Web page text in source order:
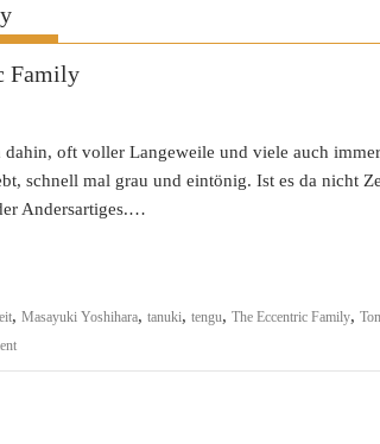
Family
oft voller Langeweile und viele auch
schnell mal grau und eintönig. Ist es da nicht
Andersartiges.…
, Masayuki Yoshihara, tanuki, tengu, The Eccentric Family,